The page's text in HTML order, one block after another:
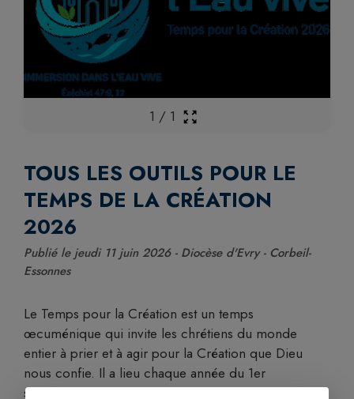
1 / 1
TOUS LES OUTILS POUR LE
TEMPS DE LA CRÉATION
2026
Publié le jeudi 11 juin 2026 - Diocèse d'Evry - Corbeil-
Essonnes
Le Temps pour la Création est un temps
œcuménique qui invite les chrétiens du monde
entier à prier et à agir pour la Création que Dieu
nous confie. Il a lieu chaque année du 1er
septembre, Journée mondiale de prière pour la